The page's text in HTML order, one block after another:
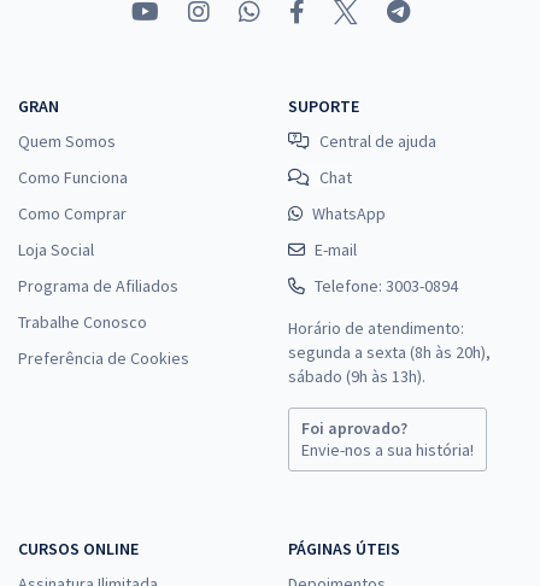
GRAN
Quem Somos
Como Funciona
Como Comprar
Loja Social
Programa de Afiliados
Trabalhe Conosco
Preferência de Cookies
SUPORTE
Central de ajuda
Chat
WhatsApp
E-mail
Telefone: 3003-0894
Horário de atendimento:
segunda a sexta (8h às 20h),
sábado (9h às 13h).
Foi aprovado?
Envie-nos a sua história!
CURSOS ONLINE
PÁGINAS ÚTEIS